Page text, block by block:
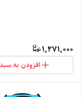
1,271,000
افزودن به سبد